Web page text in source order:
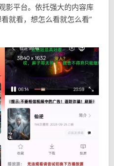
影平台。依托强大的内容库
就看，想怎么看就怎么看”